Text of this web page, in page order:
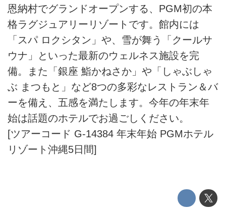
恩納村でグランドオープンする、PGM初の本
格ラグジュアリーリゾートです。館内には
「スパ ロクシタン」や、雪が舞う「クールサ
ウナ」といった最新のウェルネス施設を完
備。また「銀座 鮨かねさか」や「しゃぶしゃ
ぶ まつもと」など8つの多彩なレストラン＆バ
ーを備え、五感を満たします。今年の年末年
始は話題のホテルでお過ごしください。
[ツアーコード G-14384 年末年始 PGMホテル
リゾート沖縄5日間]